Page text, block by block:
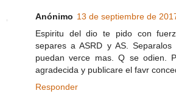
Anónimo 13 de septiembre de
Espiritu del dio te pido con
separes a ASRD y AS.
puedan verce mas. Q se odien.
agradecida y publicare el favr
Responder